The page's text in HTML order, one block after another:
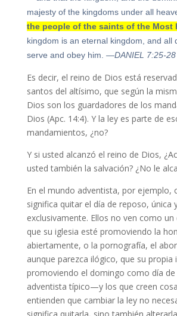
majesty of the kingdoms under all
the people of the saints of the Most
kingdom is an eternal kingdom, and all
serve and obey him. —DANIEL 7:25-28
Es decir, el reino de Dios está
santos del altísimo, que según la
Dios son los guardadores de los
Dios (Apc. 14:4). Y la ley es parte de
mandamientos, ¿no?
Y si usted alcanzó el reino de Dios,
usted también la salvación? ¿No le
En el mundo adventista, por ejemplo,
significa quitar el día de reposo, única
exclusivamente. Ellos no ven como
que su iglesia esté promoviendo la
abiertamente, o la pornografía, el
aunque parezca ilógico, que su propia
promoviendo el domingo como día de
adventista típico—y los que creen
entienden que cambiar la ley no